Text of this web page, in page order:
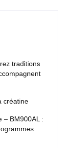
traditions
créatine
– BM900AL :